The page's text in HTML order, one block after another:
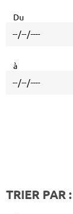
Du
à
TRIER PAR :